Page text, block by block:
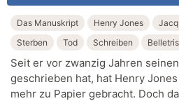
Das Manuskript Henry Jones
Sterben
Tod Schreiben
Seit er vor zwanzig Jahren
geschrieben hat, hat Henry
mehr zu Papier gebracht. Doch